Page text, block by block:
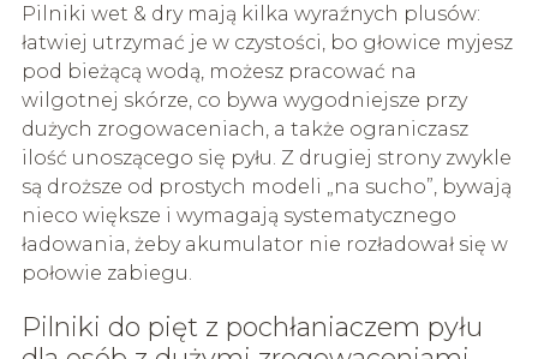
Pilniki wet & dry mają kilka wyraźnych plusów:
łatwiej utrzymać je w czystości, bo głowice myjesz
pod bieżącą wodą, możesz pracować na
wilgotnej skórze, co bywa wygodniejsze przy
dużych zrogowaceniach, a także ograniczasz
ilość unoszącego się pyłu. Z drugiej strony zwykle
są droższe od prostych modeli „na sucho”, bywają
nieco większe i wymagają systematycznego
ładowania, żeby akumulator nie rozładował się w
połowie zabiegu.
Pilniki do pięt z pochłaniaczem pyłu